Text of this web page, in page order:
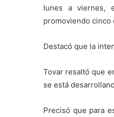
lunes a viernes,
promoviendo cinco
Destacó que la
Tovar resaltó que
se está
Precisó que para